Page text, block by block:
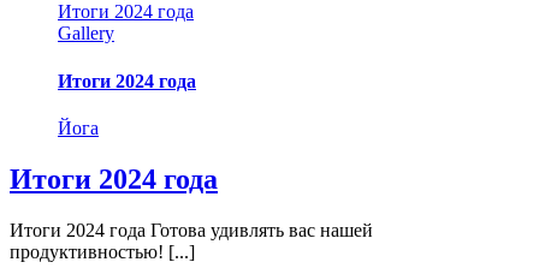
Итоги 2024 года
Gallery
Итоги 2024 года
Йога
Итоги 2024 года
Итоги 2024 года Готова удивлять вас нашей
продуктивностью! [...]